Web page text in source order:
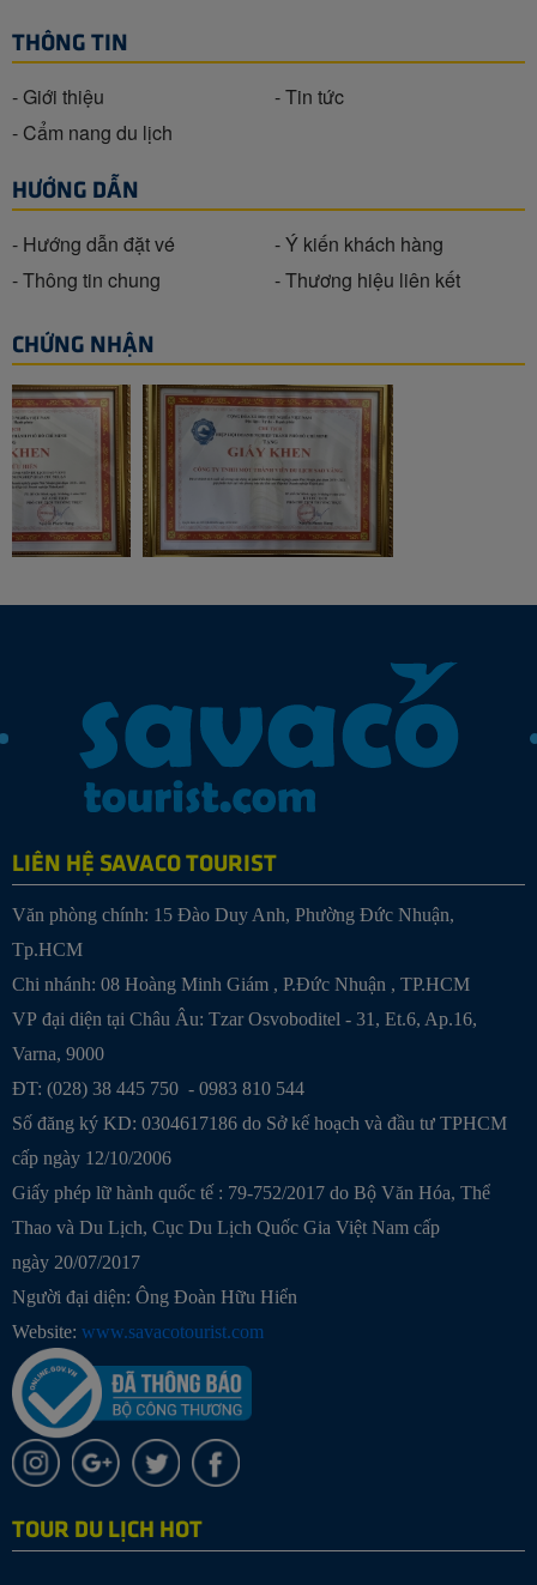
THÔNG TIN
- Giới thiệu
- Tin tức
- Cẩm nang du lịch
HƯỚNG DẪN
- Hướng dẫn đặt vé
- Ý kiến khách hàng
- Thông tin chung
- Thương hiệu liên kết
CHỨNG NHẬN
LIÊN HỆ SAVACO TOURIST
Văn phòng chính: 15 Đào Duy Anh, Phường Đức Nhuận,
Tp.HCM
Chi nhánh: 08 Hoàng Minh Giám , P.Đức Nhuận , TP.HCM
VP đại diện tại Châu Âu: Tzar Osvoboditel - 31, Et.6, Ap.16,
Varna, 9000
ĐT: (028) 38 445 750 - 0983 810 544
Số đăng ký KD: 0304617186 do Sở kế hoạch và đầu tư TPHCM
cấp ngày 12/10/2006
Giấy phép lữ hành quốc tế : 79-752/2017 do Bộ Văn Hóa, Thể
Thao và Du Lịch, Cục Du Lịch Quốc Gia Việt Nam cấp
ngày 20/07/2017
Người đại diện: Ông Đoàn Hữu Hiển
Website: www.savacotourist.com
TOUR DU LỊCH HOT